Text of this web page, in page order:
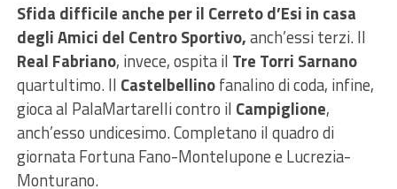
Sfida difficile anche per il Cerreto d’Esi in casa
degli Amici del Centro Sportivo,anch’essi terzi. Il
Real Fabriano, invece, ospita il Tre Torri Sarnano
quartultimo. Il Castelbellinofanalino di coda, infine,
gioca al PalaMartarelli contro il Campiglione,
anch’esso undicesimo. Completano il quadro di
giornata Fortuna Fano-Montelupone e Lucrezia-
Monturano.